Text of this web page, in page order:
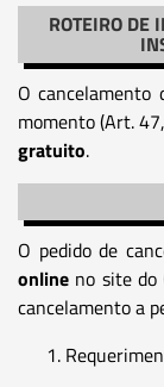
ROTEIRO DE
O cancelamento
momento (Art.
gratuito.
O pedido de
online no site do
cancelamento a